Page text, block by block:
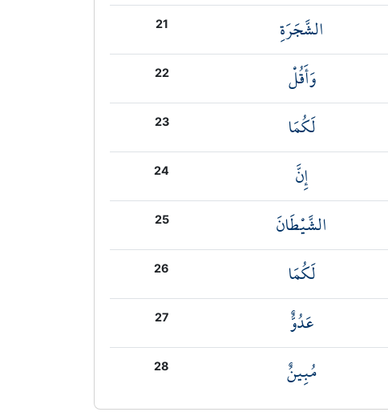
21 الشَّجَرَةِ
22 وَأَقُلْ
23 لَكُمَا
24 إِنَّ
25 الشَّيْطَانَ
26 لَكُمَا
27 عَدُوٌّ
28 مُبِينٌ